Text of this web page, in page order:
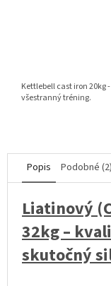
Kettlebell cast iron 20kg
všestranný tréning.
Popis Podobné (2)
Liatinový
32kg –
skutočný